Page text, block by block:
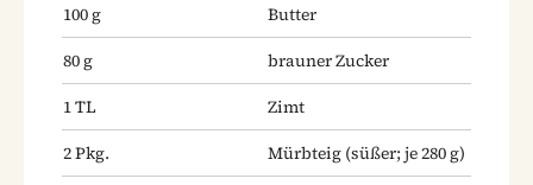
100g
Butter
80g
brauner Zucker
1TL
Zimt
2Pkg. Mürbteig (süßer; je 280 g)